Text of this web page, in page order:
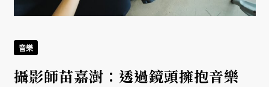
音樂
攝影師苗嘉澍：透過鏡頭擁抱音樂